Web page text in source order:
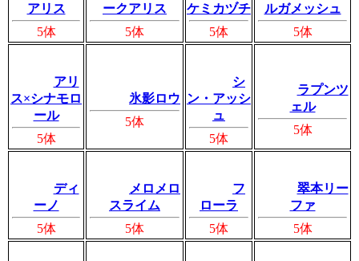
アリス
5体
ークアリス
5体
ケミカヅチ
5体
ルガメッシュ
5体
アリ
ス×シナモロ
ール
5体
氷影ロウ
5体
シ
ン・アッシ
ュ
5体
ラプンツ
ェル
5体
ディ
ーノ
5体
メロメロ
スライム
5体
フ
ローラ
5体
翠本リー
ファ
5体